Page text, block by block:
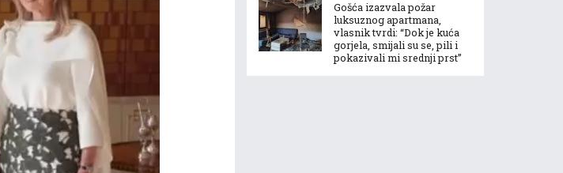
Gošća izazvala požar
luksuznog apartmana,
vlasnik tvrdi: “Dok je kuća
gorjela, smijali su se, pili i
pokazivali mi srednji prst”